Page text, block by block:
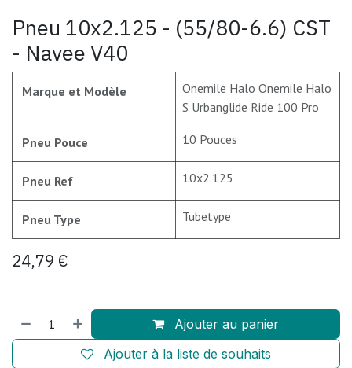
Pneu 10x2.125 - (55/80-6.6) CST
- Navee V40
Marque et Modèle
Onemile Halo Onemile Halo
S Urbanglide Ride 100 Pro
Pneu Pouce 10 Pouces
Pneu Ref 10x2.125
Pneu Type Tubetype
24,79 €
Ajouter au panier
Ajouter à la liste de souhaits